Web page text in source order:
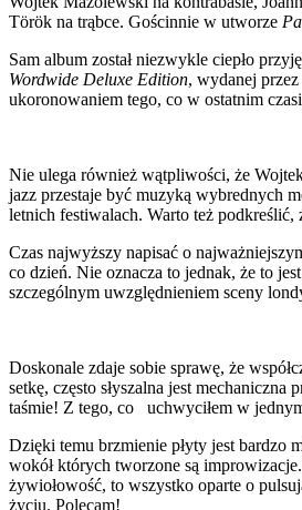
Török na trąbce. Gościnnie w utworze
Sam album został niezwykle ciepło
Wordwide Deluxe Edition, wydanej
ukoronowaniem tego, co w ostatnim
Nie ulega również wątpliwości, że
jazz przestaje być muzyką wybrednych
letnich festiwalach. Warto też
Czas najwyższy napisać o
co dzień. Nie oznacza to jednak, że to
szczególnym uwzględnieniem sceny
Doskonale zdaje sobie sprawę, że
setkę, często słyszalna jest
taśmie! Z tego, co uchwyciłem w
Dzięki temu brzmienie płyty jest bardzo
wokół których tworzone są
żywiołowość, to wszystko oparte o
życiu. Polecam!